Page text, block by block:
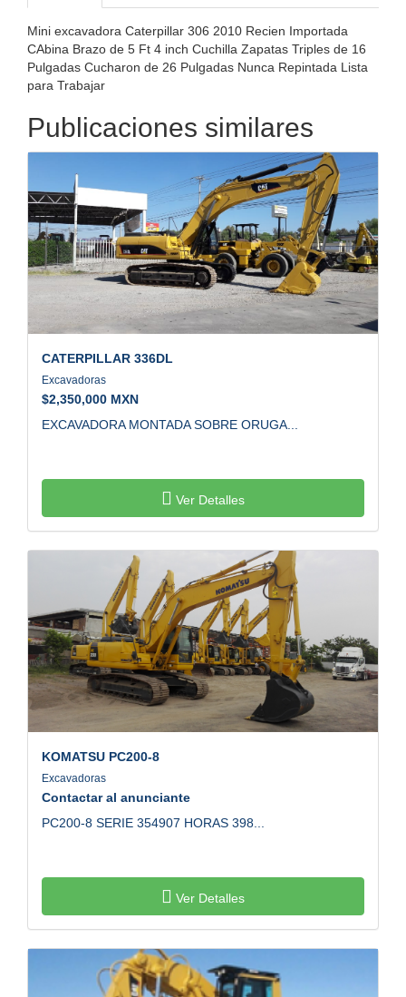
Mini excavadora Caterpillar 306 2010 Recien Importada
CAbina Brazo de 5 Ft 4 inch Cuchilla Zapatas Triples de 16
Pulgadas Cucharon de 26 Pulgadas Nunca Repintada Lista
para Trabajar
Publicaciones similares
CATERPILLAR 336DL
Excavadoras
$2,350,000 MXN
EXCAVADORA MONTADA SOBRE ORUGA...
Ver Detalles
KOMATSU PC200-8
Excavadoras
Contactar al anunciante
PC200-8 SERIE 354907 HORAS 398...
Ver Detalles